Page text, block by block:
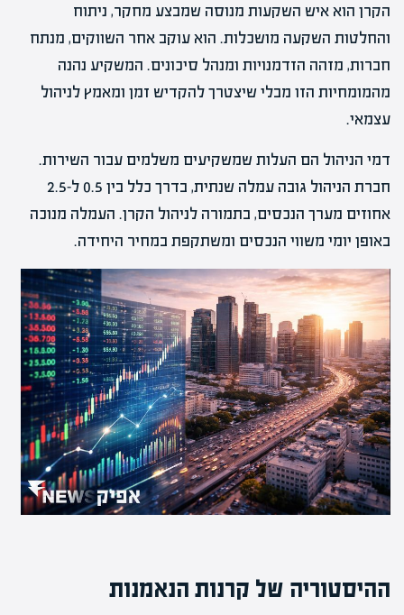
הקרן הוא איש השקעות מנוסה שמבצע מחקר, ניתוח
והחלטות השקעה מושכלות. הוא עוקב אחר השווקים, מנתח
חברות, מזהה הזדמנויות ומנהל סיכונים. המשקיע נהנה
מהמומחיות הזו מבלי שיצטרך להקדיש זמן ומאמץ לניהול
עצמאי.
דמי הניהול הם העלות שמשקיעים משלמים עבור השירות.
חברת הניהול גובה עמלה שנתית, בדרך כלל בין 0.5 ל-2.5
אחוזים מערך הנכסים, בתמורה לניהול הקרן. העמלה מנוכה
באופן יומי משווי הנכסים ומשתקפת במחיר היחידה.
ההיסטוריה של קרנות הנאמנות